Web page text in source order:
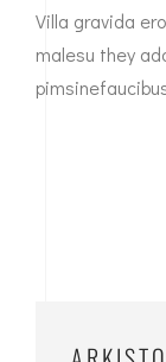
Villa gravida
malesu they